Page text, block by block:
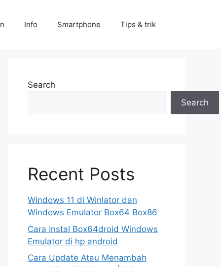
Info Smartphone Tips & trik
Search
Search
Recent Posts
Windows 11 di Winlator dan
Windows Emulator Box64 Box86
Cara Instal Box64droid Windows
Emulator di hp android
Cara Update Atau Menambah